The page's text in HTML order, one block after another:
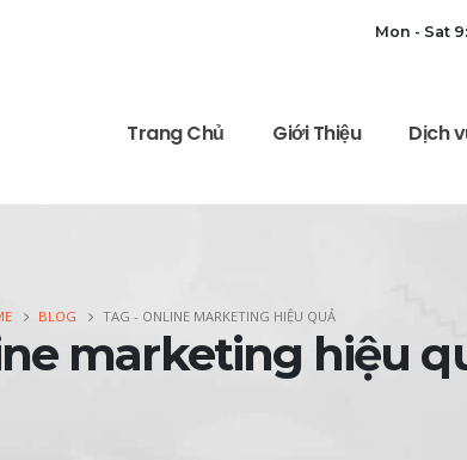
Mon - Sat
Trang Chủ Giới Thiệu Dịch
BLOG TAG - ONLINE MARKETING HIỆU QUẢ
marketing hiệu